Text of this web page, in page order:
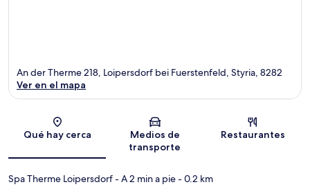
Sección del mapa
An der Therme 218, Loipersdorf bei Fuerstenfeld, Styria, 8282
Ver en el mapa
Qué hay cerca
Medios de
transporte
Restaurantes
Spa Therme Loipersdorf- A 2 min a pie- 0.2 km